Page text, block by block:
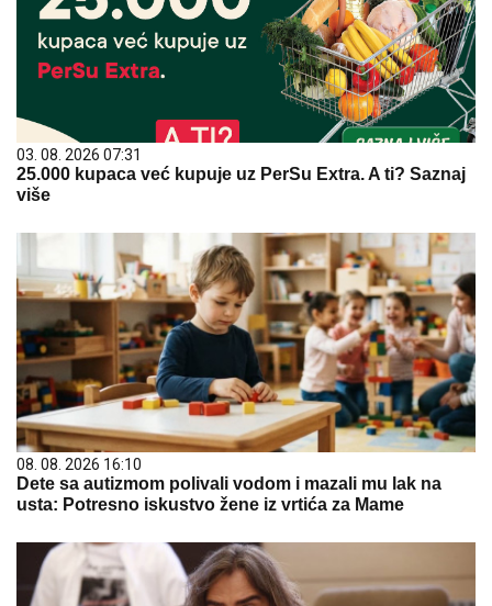
03. 08. 2026 07:31
25.000 kupaca već kupuje uz PerSu Extra. A ti? Saznaj
više
08. 08. 2026 16:10
Dete sa autizmom polivali vodom i mazali mu lak na
usta: Potresno iskustvo žene iz vrtića za Mame